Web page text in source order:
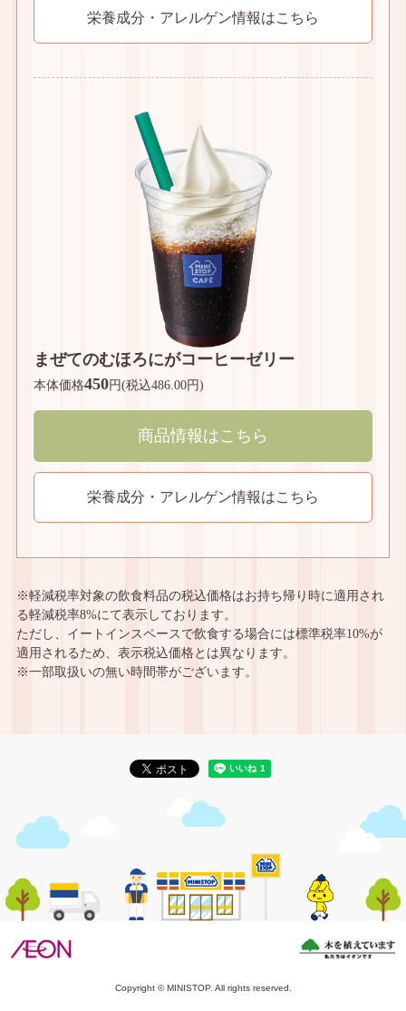
栄養成分・アレルゲン情報はこちら
まぜてのむほろにがコーヒーゼリー
本体価格450円(税込486.00円)
商品情報はこちら
栄養成分・アレルゲン情報はこちら
※軽減税率対象の飲食料品の税込価格はお持ち帰り時に適用され
る軽減税率8%にて表示しております。
ただし、イートインスペースで飲食する場合には標準税率10%が
適用されるため、表示税込価格とは異なります。
※一部取扱いの無い時間帯がございます。
Copyright © MINISTOP. All rights reserved.